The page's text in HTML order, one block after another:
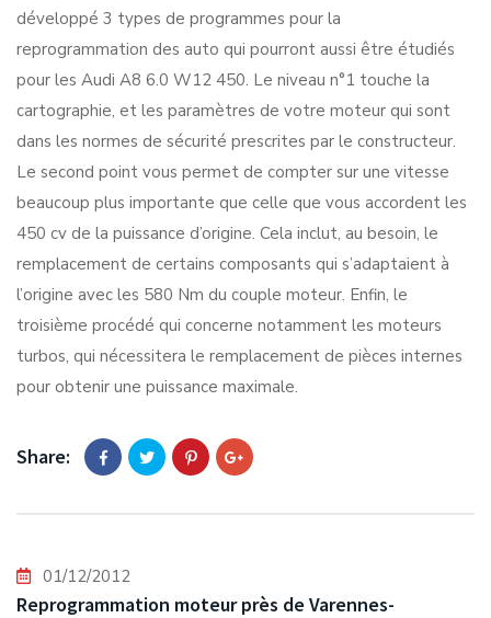
développé 3 types de programmes pour la
reprogrammation des auto qui pourront aussi être étudiés
pour les Audi A8 6.0 W12 450. Le niveau n°1 touche la
cartographie, et les paramètres de votre moteur qui sont
dans les normes de sécurité prescrites par le constructeur.
Le second point vous permet de compter sur une vitesse
beaucoup plus importante que celle que vous accordent les
450 cv de la puissance d’origine. Cela inclut, au besoin, le
remplacement de certains composants qui s’adaptaient à
l’origine avec les 580 Nm du couple moteur. Enfin, le
troisième procédé qui concerne notamment les moteurs
turbos, qui nécessitera le remplacement de pièces internes
pour obtenir une puissance maximale.
Share:
01/12/2012
Reprogrammation moteur près de Varennes-